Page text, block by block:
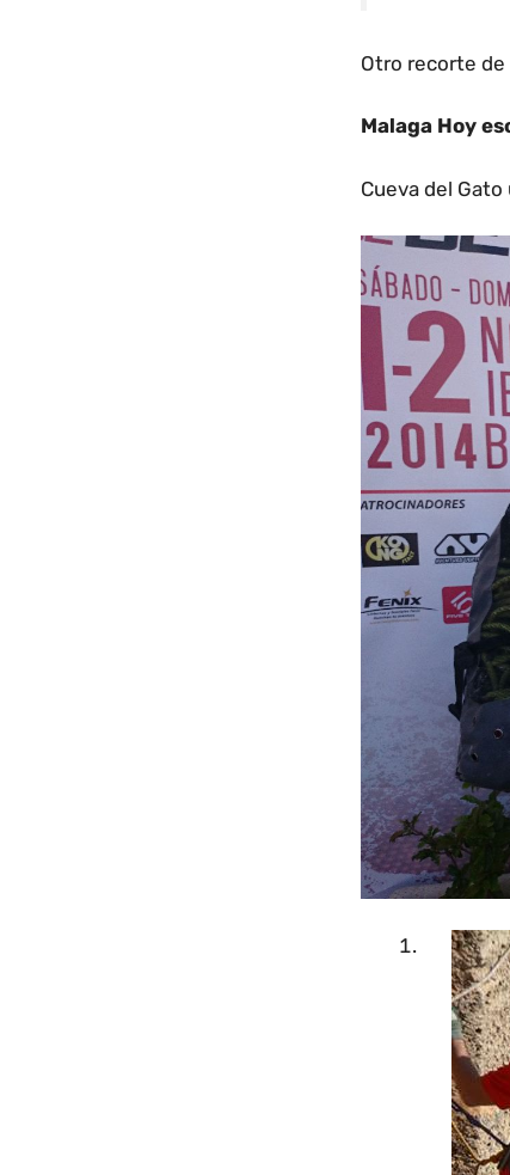
Otro recorte de
Malaga Hoy
Cueva del